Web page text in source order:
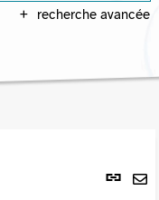
recherche avancée
Lien